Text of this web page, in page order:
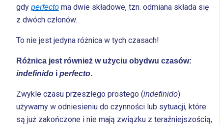
gdy perfectoma dwie składowe, tzn. odmiana składa się
z dwóch członów.
To nie jest jedyna różnica w tych czasach!
Różnica jest również w użyciu obydwu czasów:
indefinidoi perfecto.
Zwykle czasu przeszłego prostego (indefinido)
używamy w odniesieniu do czynności lub sytuacji, które
są już zakończone i nie mają związku z teraźniejszością,